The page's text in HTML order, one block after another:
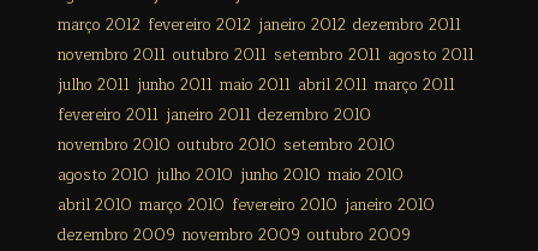
março 2012 fevereiro 2012 janeiro 2012 dezembro 2011
novembro 2011 outubro 2011 setembro 2011 agosto 2011
julho 2011 junho 2011 maio 2011 abril 2011 março 2011
fevereiro 2011 janeiro 2011 dezembro 2010
novembro 2010 outubro 2010 setembro 2010
agosto 2010 julho 2010 junho 2010 maio 2010
abril 2010 março 2010 fevereiro 2010 janeiro 2010
dezembro 2009 novembro 2009 outubro 2009